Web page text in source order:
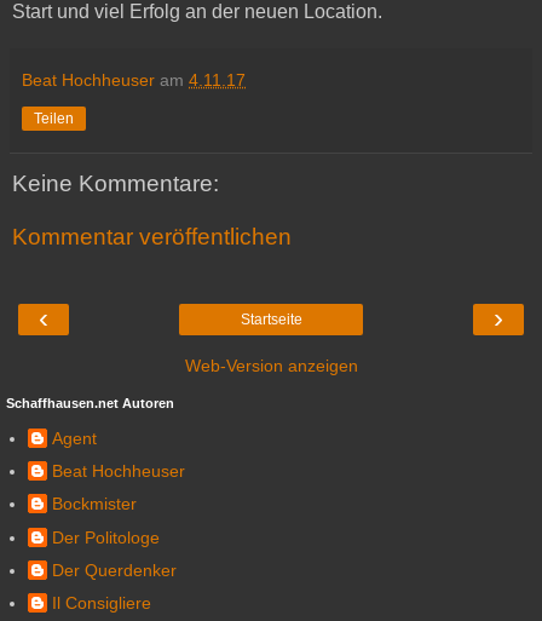
Start und viel Erfolg an der neuen Location.
Beat Hochheuser am 4.11.17
Teilen
Keine Kommentare:
Kommentar veröffentlichen
‹ ›
Startseite
Web-Version anzeigen
Schaffhausen.net Autoren
Agent
Beat Hochheuser
Bockmister
Der Politologe
Der Querdenker
Il Consigliere